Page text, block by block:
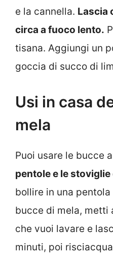
e la cannella. Lascia
circa a fuoco lento.
tisana. Aggiungi un
goccia di succo di
Usi in casa
mela
Puoi usare le bucce
pentole e le
bollire in una
bucce di mela, metti
che vuoi lavare e
minuti, poi